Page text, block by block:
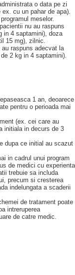
o data pe zi
cu un pahar de apa).
meselor.
nu au raspuns
in 4 saptamini), doza
15 mg), zilnic.
raspuns adecvat la
2 kg in 4 saptamini).
1 an, deoarece
pentru o perioada mai
(ex. cei care au
initiala in decurs de 3
dupa ce initial au scazut
in cadrul unui program
de medici cu experienta
trebuie sa includa
precum si cresterea
indelungata a scaderii
de tratament poate
intreruperea
de catre medic.